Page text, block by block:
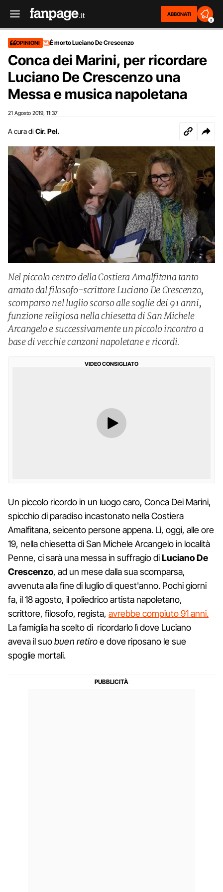
ABBONATI
2
OPINIONI È morto Luciano De Crescenzo
Conca dei Marini, per ricordare
Luciano De Crescenzo una
Messa e musica napoletana
21 Agosto 2019 11:37
A cura di Cir. Pel.
Nel piccolo centro della Costiera Amalfitana tanto
amato dal filosofo-scrittore Luciano De Crescenzo,
scomparso nel luglio scorso alle soglie dei 91 anni,
funzione religiosa nella chiesetta di San Michele
Arcangelo e successivamente un piccolo incontro a
base di vecchie canzoni napoletane e ricordi.
VIDEO CONSIGLIATO
Un piccolo ricordo in un luogo caro, Conca Dei Marini,
spicchio di paradiso incastonato nella Costiera
Amalfitana, seicento persone appena. Lì, oggi, alle ore
19, nella chiesetta di San Michele Arcangelo in località
Penne, ci sarà una messa in suffragio diLuciano De
Crescenzo, ad un mese dalla sua scomparsa,
avvenuta alla fine di luglio di quest'anno. Pochi giorni
fa, il 18 agosto, il poliedrico artista napoletano,
scrittore, filosofo, regista, avrebbe compiuto 91 anni.
La famiglia ha scelto di ricordarlo lì dove Luciano
aveva il suobuen retiroe dove riposano le sue
spoglie mortali.